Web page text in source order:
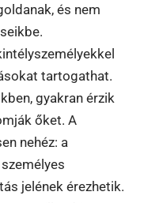
és nem
tartogathat.
gyakran érzik
őket. A
nehéz: a
jelének érezhetik.